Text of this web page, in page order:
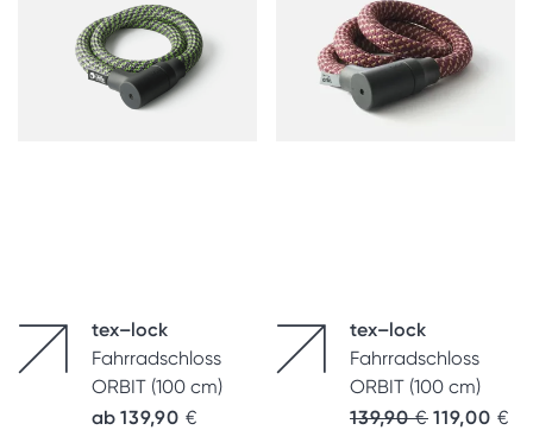
tex–lock
Fahrradschloss
ORBIT (100 cm)
ab 139,90 €
tex–lock
Fahrradschloss
ORBIT (100 cm)
139,90€ 119,00 €